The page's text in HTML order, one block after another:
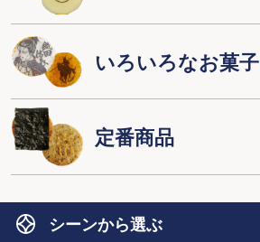
いろいろなお菓子
定番商品
シーンから選ぶ